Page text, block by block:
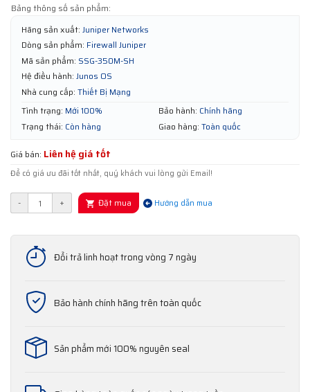
Bảng thông số sản phẩm:
Hãng sản xuất: Juniper Networks
Dòng sản phẩm: Firewall Juniper
Mã sản phẩm: SSG-350M-SH
Hệ điều hành: Junos OS
Nhà cung cấp: Thiết Bị Mạng
Tình trạng: Mới 100% Bảo hành: Chính hãng
Trạng thái: Còn hàng Giao hàng: Toàn quốc
Giá bán: Liên hệ giá tốt
Để có giá ưu đãi tốt nhất, quý khách vui lòng gửi Email!
- + Đặt mua Hướng dẫn mua
Đổi trả linh hoạt trong vòng 7 ngày
Bảo hành chính hãng trên toàn quốc
Sản phẩm mới 100% nguyên seal